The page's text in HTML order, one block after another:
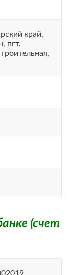
край,
пгт.
(счет